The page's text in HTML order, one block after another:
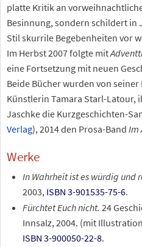
platte Kritik an
Besinnung, sondern schildert in
Stil skurrile Begebenheiten vor
Im Herbst 2007 folgte mit
eine Fortsetzung mit neuen
Beide Bücher wurden von
Künstlerin Tamara Starl-
Jaschke die Kurzgeschichten-
Verlag), 2014 den Prosa-Band Im
Werke
In Wahrheit ist es würdig und
2003, ISBN 3-901535-75-6.
Fürchtet Euch nicht. 24
Innsalz, 2004. (mit
ISBN 3-900050-22-8.